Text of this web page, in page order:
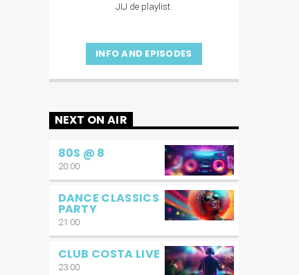
JIJ de playlist.
INFO AND EPISODES
NEXT ON AIR
80S @ 8
20:00
DANCE CLASSICS
PARTY
21:00
CLUB COSTA LIVE
23:00